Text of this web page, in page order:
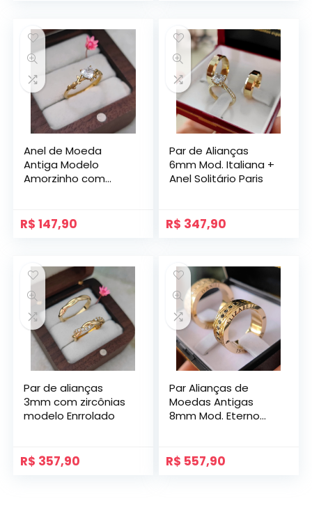
Anel de Moeda
Antiga Modelo
Amorzinho com
R$ 147,90
Par de Alianças
6mm Mod. Italiana +
Anel Solitário Paris
R$ 347,90
Par de alianças
3mm com zircônias
modelo Enrrolado
R$ 357,90
Par Alianças de
Moedas Antigas
8mm Mod. Eterno
R$ 557,90